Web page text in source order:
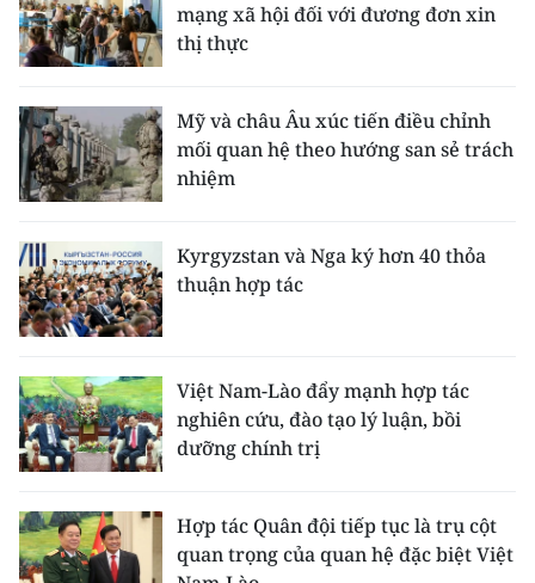
mạng xã hội đối với đương đơn xin
thị thực
Mỹ và châu Âu xúc tiến điều chỉnh
mối quan hệ theo hướng san sẻ trách
nhiệm
Kyrgyzstan và Nga ký hơn 40 thỏa
thuận hợp tác
Việt Nam-Lào đẩy mạnh hợp tác
nghiên cứu, đào tạo lý luận, bồi
dưỡng chính trị
Hợp tác Quân đội tiếp tục là trụ cột
quan trọng của quan hệ đặc biệt Việt